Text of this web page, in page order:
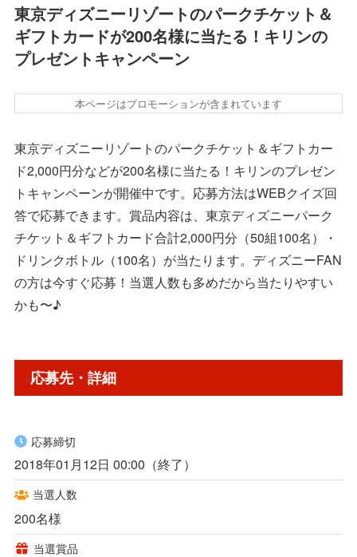
東京ディズニーリゾートのパークチケット＆
ギフトカードが200名様に当たる！キリンの
プレゼントキャンペーン
本ページはプロモーションが含まれています
東京ディズニーリゾートのパークチケット＆ギフトカー
ド2,000円分などが200名様に当たる！キリンのプレゼン
トキャンペーンが開催中です。応募方法はWEBクイズ回
答で応募できます。賞品内容は、東京ディズニーパーク
チケット＆ギフトカード合計2,000円分（50組100名）・
ドリンクボトル（100名）が当たります。ディズニーFAN
の方は今すぐ応募！当選人数も多めだから当たりやすい
かも〜♪
応募先・詳細
応募締切
2018年01月12日 00:00（終了）
当選人数
200名様
当選賞品